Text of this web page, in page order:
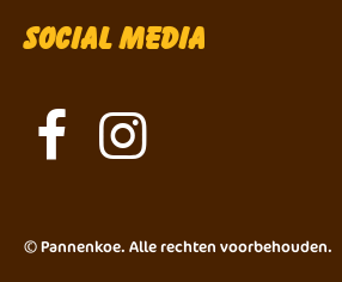
Social Media
© Pannenkoe. Alle rechten voorbehouden.